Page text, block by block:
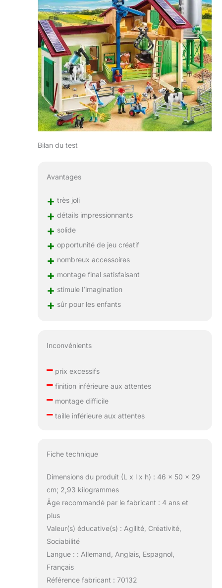
Bilan du test
Avantages
+ très joli
+ détails impressionnants
+ solide
+ opportunité de jeu créatif
+ nombreux accessoires
+ montage final satisfaisant
+ stimule l’imagination
+ sûr pour les enfants
Inconvénients
–prix excessifs
–finition inférieure aux attentes
–montage difficile
–taille inférieure aux attentes
Fiche technique
Dimensions du produit (L x l x h) : 46 x 50 x 29
cm; 2,93 kilogrammes
Âge recommandé par le fabricant : 4 ans et
plus
Valeur(s) éducative(s) : Agilité, Créativité,
Sociabilité
Langue : : Allemand, Anglais, Espagnol,
Français
Référence fabricant : 70132